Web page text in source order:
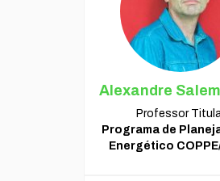
Alexandre
Professor
Programa de
Energético